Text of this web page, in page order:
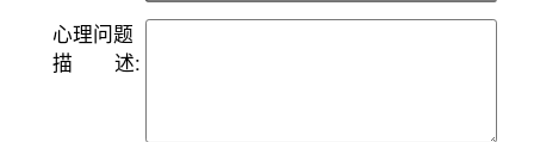
心理问题
描
述: